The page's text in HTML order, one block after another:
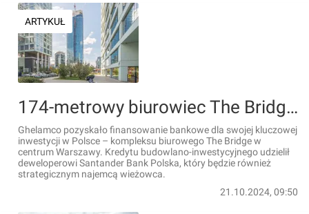
ARTYKUŁ
174-metrowy biurowiec The Bridge z finansowaniem
Ghelamco pozyskało finansowanie bankowe dla swojej kluczowej
inwestycji w Polsce – kompleksu biurowego The Bridge w
centrum Warszawy. Kredytu budowlano-inwestycyjnego udzielił
deweloperowi Santander Bank Polska, który będzie również
strategicznym najemcą wieżowca.
21.10.2024, 09:50